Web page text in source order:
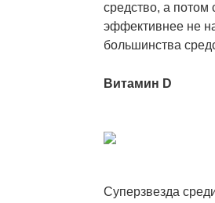
средство, а потом
эффективнее не
большинства
Витамин D
Суперзвезда